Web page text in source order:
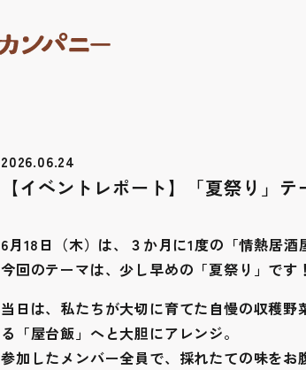
2026.06.24
【イベントレポート】「夏祭り」
6月18日（木）は、３か月に1度の「情熱居
今回のテーマは、少し早めの「夏祭り」です！
当日は、私たちが大切に育てた自慢の収穫
る「屋台飯」へと大胆にアレンジ。
参加したメンバー全員で、採れたての味をお